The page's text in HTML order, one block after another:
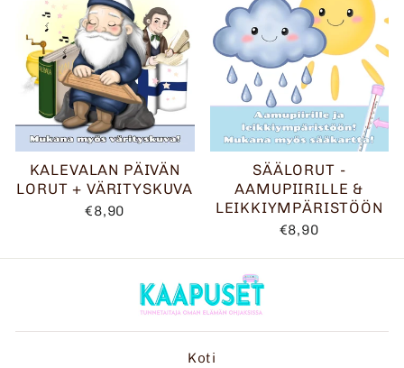
KALEVALAN PÄIVÄN
LORUT + VÄRITYSKUVA
€8,90
SÄÄLORUT -
AAMUPIIRILLE &
LEIKKIYMPÄRISTÖÖN
€8,90
Koti